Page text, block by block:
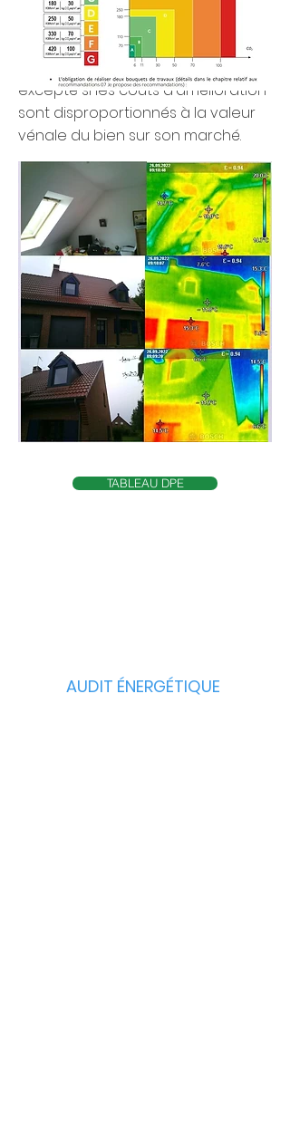
Pour finir, en 2028, plus aucun
logement ne pourra avoir cette
étiquette énergétique en F ou G
excepté si les coûts d'amélioration
sont disproportionnés à la valeur
vénale du bien sur son marché.
AUDIT ÉNERGÉTIQUE
TABLEAU DPE